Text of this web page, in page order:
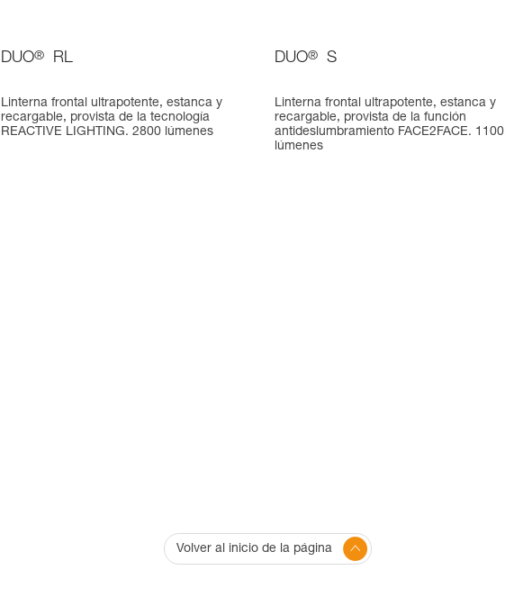
DUO® RL
Linterna frontal ultrapotente, estanca y
recargable, provista de la tecnología
REACTIVE LIGHTING. 2800 lúmenes
DUO® S
Linterna frontal ultrapotente, estanca y
recargable, provista de la función
antideslumbramiento FACE2FACE. 1100
lúmenes
Volver al inicio de la página